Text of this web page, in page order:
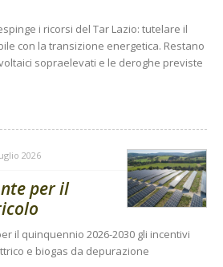
i ricorsi del Tar Lazio: tutelare il
con la transizione energetica. Restano
sopraelevati e le deroghe previste
2026
per il
il quinquennio 2026-2030 gli incentivi
e biogas da depurazione